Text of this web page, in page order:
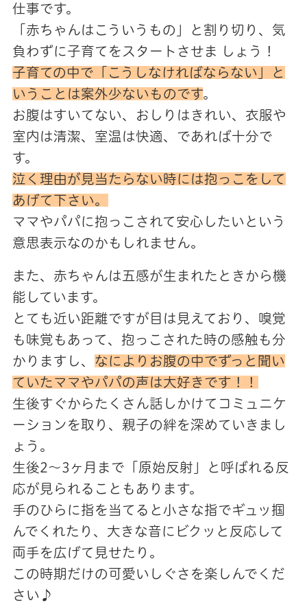
仕事です。
「赤ちゃんはこういうもの」と割り切り、気
負わずに子育てをスタートさせま しょう！
子育ての中で「こうしなければならない」と
いうことは案外少ないものです。
お腹はすいてない、おしりはきれい、衣服や
室内は清潔、室温は快適、であれば十分で
す。
泣く理由が見当たらない時には抱っこをして
あげて下さい。
ママやパパに抱っこされて安心したいという
意思表示なのかもしれません。
また、赤ちゃんは五感が生まれたときから機
能しています。
とても近い距離ですが目は見えており、嗅覚
も味覚もあって、抱っこされた時の感触も分
かりますし、
なによりお腹の中でずっと聞い
ていたママやパパの声は大好きです！！
生後すぐからたくさん話しかけてコミュニケ
ーションを取り、親子の絆を深めていきまし
ょう。
生後2～3ヶ月まで「原始反射」と呼ばれる反
応が見られることもあります。
手のひらに指を当てると小さな指でギュッ掴
んでくれたり、大きな音にビクッと反応して
両手を広げて見せたり。
この時期だけの可愛いしぐさを楽しんでくだ
さい♪